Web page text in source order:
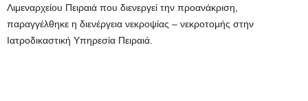
Λιμεναρχείου Πειραιά που διενεργεί την προανάκριση,
παραγγέλθηκε η διενέργεια νεκροψίας – νεκροτομής στην
Ιατροδικαστική Υπηρεσία Πειραιά.